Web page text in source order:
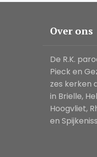
Over ons
De R.K.
Pieck en
zes kerken
in Brielle,
Hoogvliet,
en